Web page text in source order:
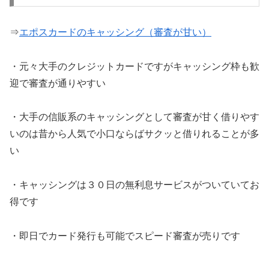
⇒エポスカードのキャッシング（審査が甘い）
・元々大手のクレジットカードですがキャッシング枠も歓
迎で審査が通りやすい
・大手の信販系のキャッシングとして審査が甘く借りやす
いのは昔から人気で小口ならばサクッと借りれることが多
い
・キャッシングは３０日の無利息サービスがついていてお
得です
・即日でカード発行も可能でスピード審査が売りです